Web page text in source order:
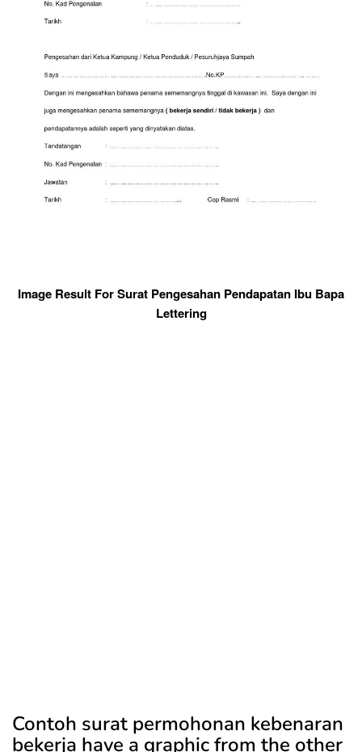
Image Result For Surat Pengesahan Pendapatan Ibu Bapa
Lettering
Contoh surat permohonan kebenaran
bekerja have a graphic from the other